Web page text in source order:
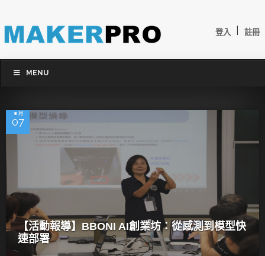
登入 註冊
MENU
8 月
07
【活動報導】BBONI AI創業坊：從感測到模型快
速部署